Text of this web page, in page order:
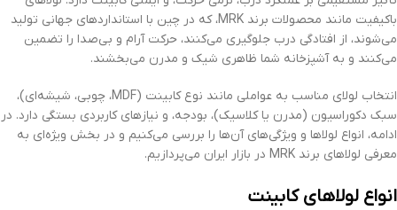
باکیفیت مانند محصولات برند MRK، که در چین با استانداردهای جهانی تولید
می‌شوند، از افتادگی درب جلوگیری می‌کنند، حرکت آرام و بی‌صدا را تضمین
می‌کنند و به آشپزخانه شما ظاهری شیک و مدرن می‌بخشند.
انتخاب لولای مناسب به عواملی مانند نوع کابینت (MDF، چوبی، شیشه‌ای)،
سبک دکوراسیون (مدرن یا کلاسیک)، بودجه، و نیازهای کاربردی بستگی دارد. در
ادامه، انواع لولاها و ویژگی‌های آن‌ها را بررسی می‌کنیم و در بخش ویژه‌ای به
معرفی لولاهای برند MRK در بازار ایران می‌پردازیم.
انواع لولاهای کابینت